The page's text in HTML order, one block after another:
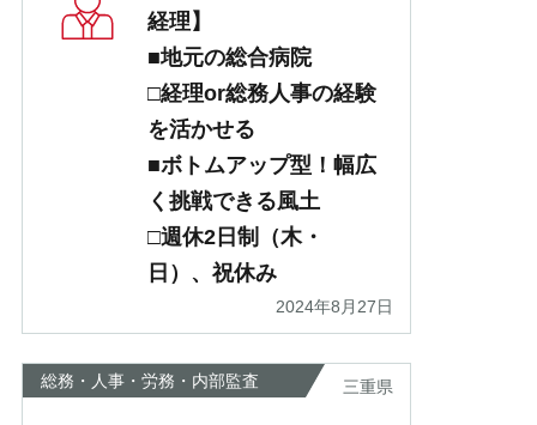
経理】
■地元の総合病院
□経理or総務人事の経験
を活かせる
■ボトムアップ型！幅広
く挑戦できる風土
□週休2日制（木・
日）、祝休み
2024年8月27日
総務・人事・労務・内部監査 三重県